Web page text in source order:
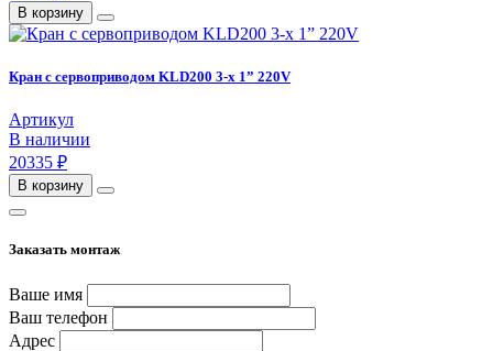
В корзину
Кран с сервоприводом KLD200 3-х 1” 220V
Артикул
В наличии
20335 ₽
В корзину
Заказать монтаж
Ваше имя
Ваш телефон
Адрес